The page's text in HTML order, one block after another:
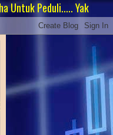
Yakinlah Masih